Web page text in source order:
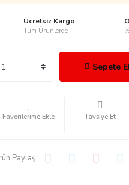
Ücretsiz Kargo
Tüm Ürünlerde
Sepete
Tavsiye Et
Paylaş :